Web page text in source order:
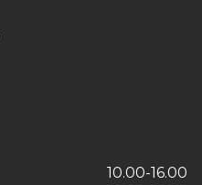
10.00-16.00